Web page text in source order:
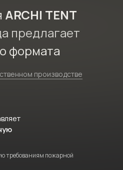
ARCHI TENT
предлагает
формата
производстве
требованиям пожарной